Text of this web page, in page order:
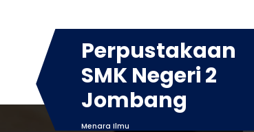
Perpustakaan
SMK Negeri 2
Jombang
Menara Ilmu